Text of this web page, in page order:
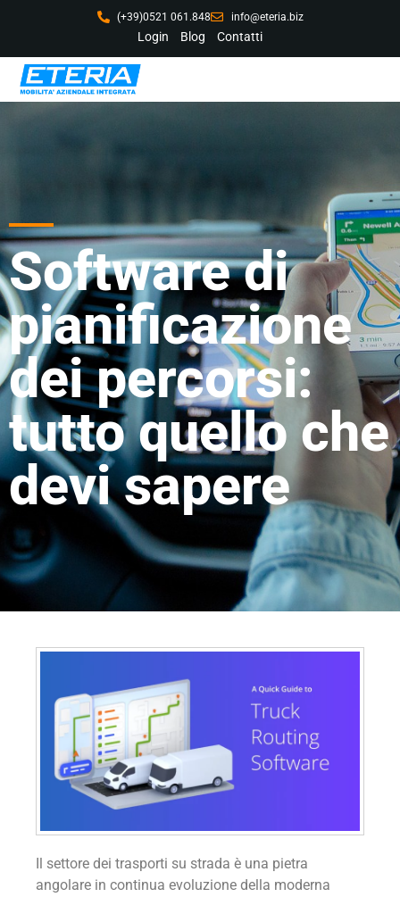
Login Blog Contatti
(+39)0521 061.848 info@eteria.biz
Software di
pianificazione
dei percorsi:
tutto quello che
devi sapere
Il settore dei trasporti su strada è una pietra
angolare in continua evoluzione della moderna